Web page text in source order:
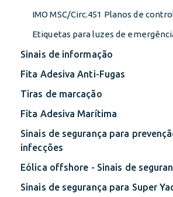
IMO MSC/Circ.451 Planos de
Etiquetas para luzes de
Sinais de informação
Fita Adesiva Anti-Fugas
Tiras de marcação
Fita Adesiva Marítima
Sinais de segurança para
infecções
Eólica offshore - Sinais de
Sinais de segurança para Super